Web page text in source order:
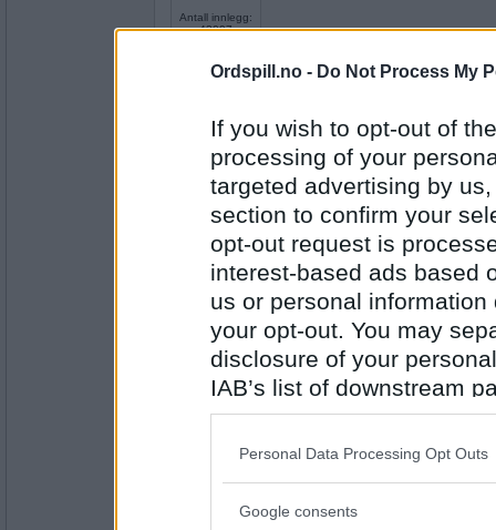
Ordspill.no - Do Not Process My
If you wish to opt-out of
processing of your
targeted advertising by
section to confirm your
opt-out request is
interest-based ads based
us or personal
your opt-out. You may
disclosure of your
IAB’s list of downstream
also be disclosed by us
Downstream Participants
Please note that this
Personal Data Processing Opt Outs
Google consents
Antall innlegg:
43097
Antall innlegg:
299
2947